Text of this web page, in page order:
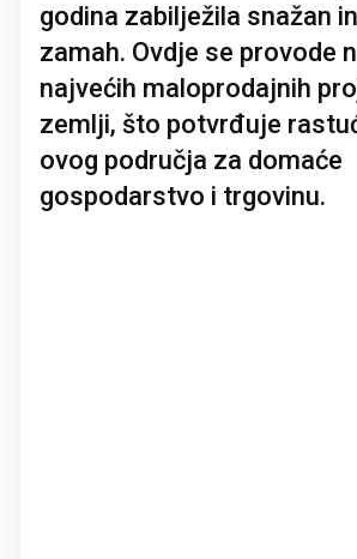
godina zabilježila snažan
zamah. Ovdje se provode
najvećih maloprodajnih
zemlji, što potvrđuje
ovog područja za domaće
gospodarstvo i trgovinu.